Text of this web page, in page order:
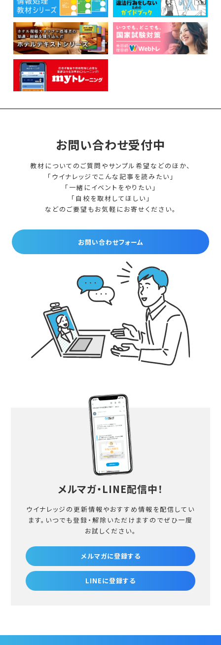
お問い合わせ受付中
教材についてのご質問やサンプル希望などのほか、
「ウイナレッジでこんな記事を読みたい」
「一緒にイベントをやりたい」
「自校を取材してほしい」
などのご要望もお気軽にお寄せください。
お問い合わせフォーム
メルマガ・LINE配信中！
ウイナレッジの更新情報やおすすめ情報を配信してい
ます。 いつでも登録・解除いただけますのでぜひ一度
お試しください。
メルマガに登録する
LINEに登録する